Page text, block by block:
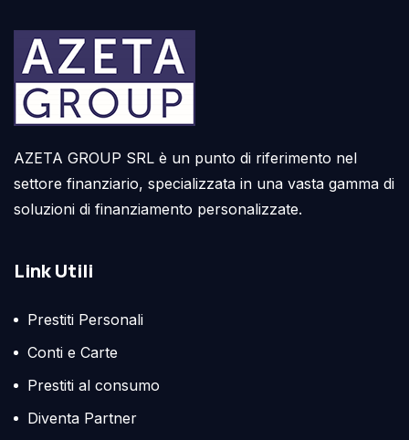
AZETA GROUP SRL è un punto di riferimento nel
settore finanziario, specializzata in una vasta gamma di
soluzioni di finanziamento personalizzate.
Link Utili
Prestiti Personali
Conti e Carte
Prestiti al consumo
Diventa Partner